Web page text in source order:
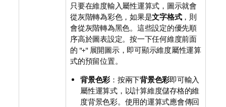
只要在維度輸入屬性運算式，圖示就會
從灰階轉為彩色，如果是文字格式，則
會從灰階轉為黑色。這些設定的優先順
序高於圖表設定。按一下任何維度前面
的 "+" 展開圖示，即可顯示維度屬性運算
式的預留位置。
背景色彩 ：按兩下背景色彩即可輸入
屬性運算式，以計算維度儲存格的維
度背景色彩。使用的運算式應會傳回